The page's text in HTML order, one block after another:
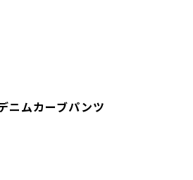
ニムカーブパンツ